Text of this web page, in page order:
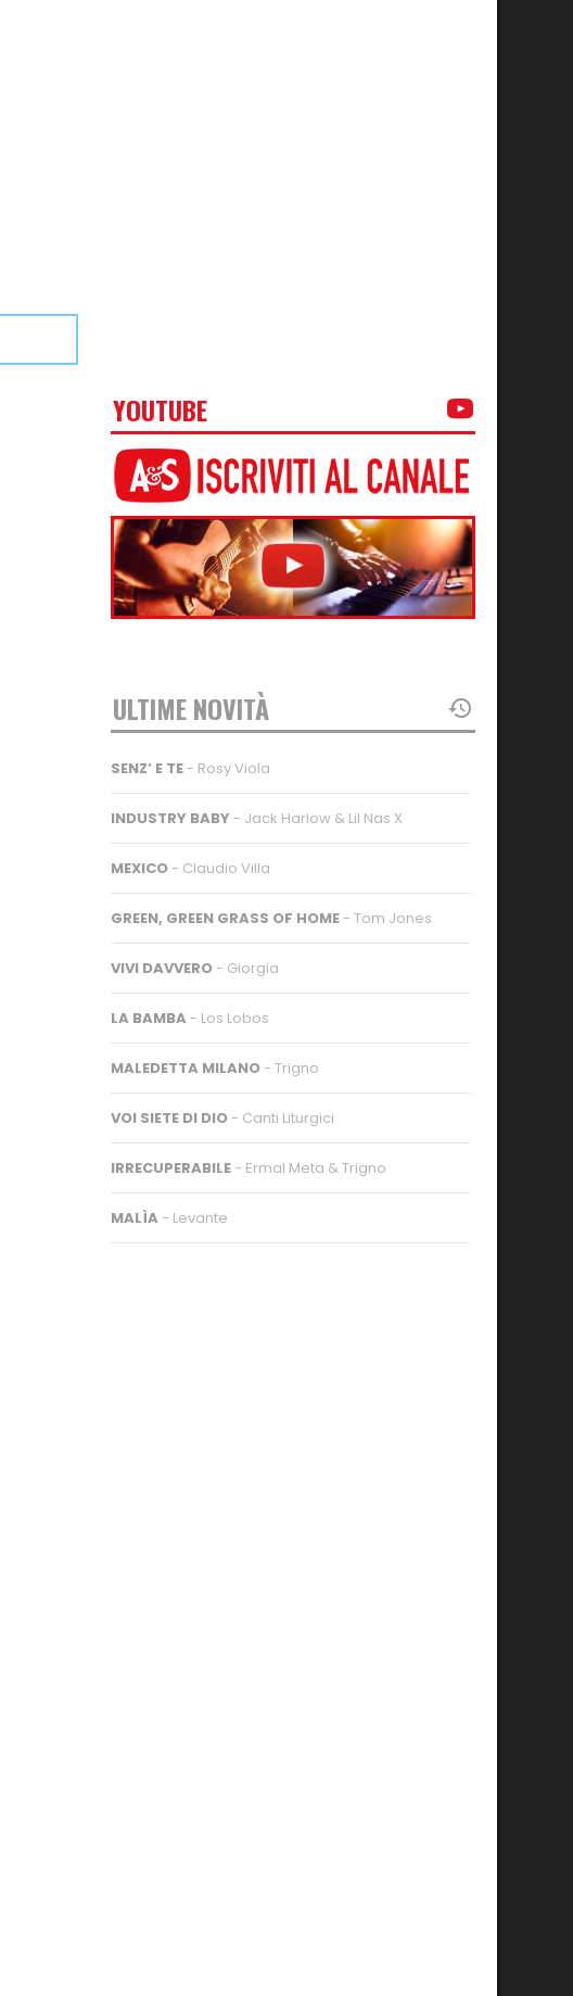
YOUTUBE
ULTIME NOVITÀ
SENZ’ E TE - Rosy Viola
INDUSTRY BABY - Jack Harlow & Lil Nas X
MEXICO - Claudio Villa
GREEN, GREEN GRASS OF HOME - Tom Jones
VIVI DAVVERO - Giorgia
LA BAMBA - Los Lobos
MALEDETTA MILANO - Trigno
VOI SIETE DI DIO - Canti Liturgici
IRRECUPERABILE - Ermal Meta & Trigno
MALÌA - Levante